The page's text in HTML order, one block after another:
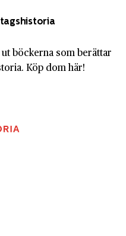
böckerna som berättar
Köp dom här!